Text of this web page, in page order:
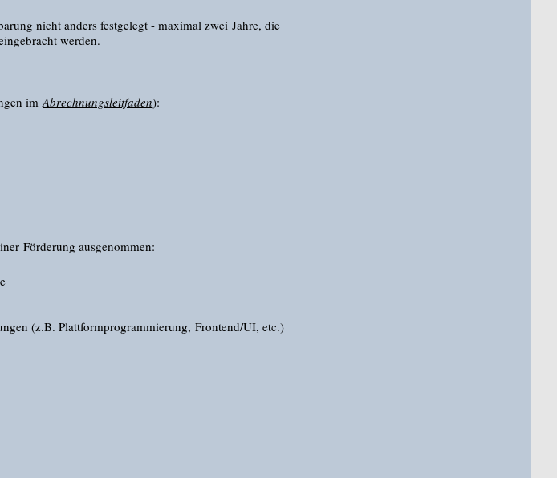
nicht anders festgelegt - maximal zwei Jahre, die
werden.
imAbrechnungsleitfaden):
Förderung ausgenommen:
(z.B. Plattformprogrammierung, Frontend/UI, etc.)